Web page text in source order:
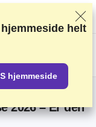
research, tager også
med udbydere.
2026 – Er den
helt
hjemmeside